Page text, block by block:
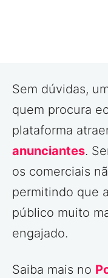
Sem dúvidas,
quem procura
plataforma
anunciantes.
os comerciais
permitindo que
público muito
engajado.
Saiba mais no